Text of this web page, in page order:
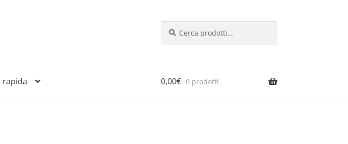
rapida 0,00€ 0 prodotti